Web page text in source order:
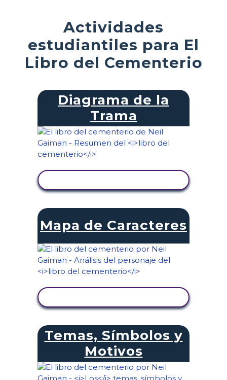
Actividades
estudiantiles para El
Libro del Cementerio
Diagrama de la
Trama
Mapa de Caracteres
Temas, Símbolos y
Motivos